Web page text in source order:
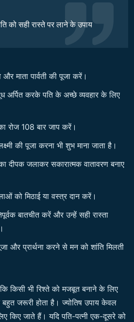
को सही रास्ते पर लाने के उपाय
माता पार्वती की पूजा करें।
अर्पित करके पति के अच्छे व्यवहार के लिए
रोज 108 बार जाप करें।
की पूजा करना भी शुभ माना जाता है।
दीपक जलाकर सकारात्मक वातावरण बनाए
को मिठाई या वस्त्र दान करें।
बातचीत करें और उन्हें सही रास्ता
और प्रार्थना करने से मन को शांति मिलती
किसी भी रिश्ते को मजबूत बनाने के लिए
बहुत जरूरी होता है। ज्योतिष उपाय केवल
किए जाते हैं। यदि पति-पत्नी एक-दूसरे को